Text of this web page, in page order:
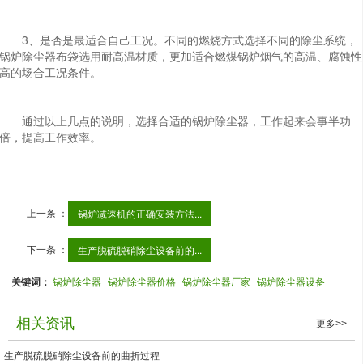
3、是否是最适合自己工况。不同的燃烧方式选择不同的除尘系统，
锅炉除尘器布袋选用耐高温材质，更加适合燃煤锅炉烟气的高温、腐蚀性
高的场合工况条件。
通过以上几点的说明，选择合适的锅炉除尘器，工作起来会事半功
倍，提高工作效率。
上一条 ： 锅炉减速机的正确安装方法...
下一条 ： 生产脱硫脱硝除尘设备前的...
关键词：锅炉除尘器 锅炉除尘器价格 锅炉除尘器厂家 锅炉除尘器设备
相关资讯 更多>>
生产脱硫脱硝除尘设备前的曲折过程